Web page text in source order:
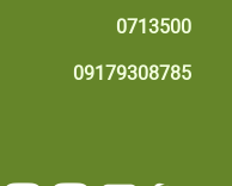
0713500
09179308785